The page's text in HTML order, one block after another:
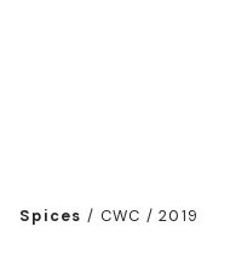
Spices / CWC / 2019